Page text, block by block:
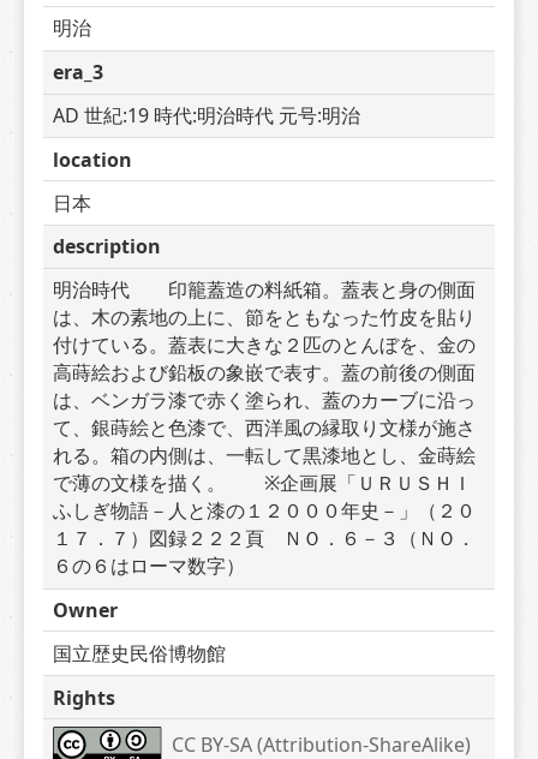
明治
era_3
AD 世紀:19 時代:明治時代 元号:明治
location
日本
description
明治時代　　印籠蓋造の料紙箱。蓋表と身の側面
は、木の素地の上に、節をともなった竹皮を貼り
付けている。蓋表に大きな２匹のとんぼを、金の
高蒔絵および鉛板の象嵌で表す。蓋の前後の側面
は、ベンガラ漆で赤く塗られ、蓋のカーブに沿っ
て、銀蒔絵と色漆で、西洋風の縁取り文様が施さ
れる。箱の内側は、一転して黒漆地とし、金蒔絵
で薄の文様を描く。　　※企画展「ＵＲＵＳＨＩ
ふしぎ物語－人と漆の１２０００年史－」（２０
１７．７）図録２２２頁　ＮＯ．６－３（ＮＯ．
６の６はローマ数字）
Owner
国立歴史民俗博物館
Rights
CC BY-SA (Attribution-ShareAlike)